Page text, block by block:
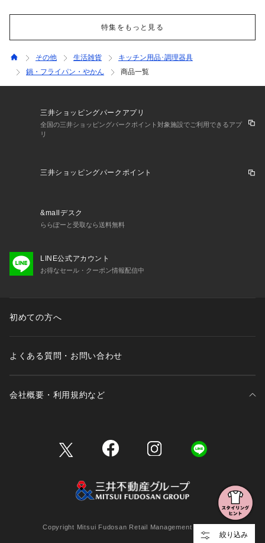
特集をもっと見る
絞り込み
その他 生活雑貨
キッチン用品･調理器具
鍋・フライパン・やかん
商品一覧
三井ショッピングパークアプリ
全国の三井ショッピングパークポイント対象施設でご利用できるアプ
リ
三井ショッピングパークポイント
&mallデスク
ららぽーと受取なら送料無料
LINE公式アカウント
お得なセール・クーポン情報配信中
初めての方へ
よくある質問・お問い合わせ
会社概要・利用規約など
Copyright Mitsui Fudosan Retail Management Co., Ltd.